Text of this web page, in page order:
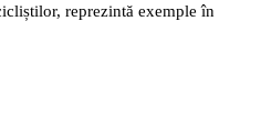
reprezintă exemple în